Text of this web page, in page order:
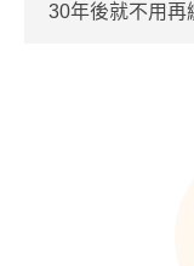
30年後就不用再